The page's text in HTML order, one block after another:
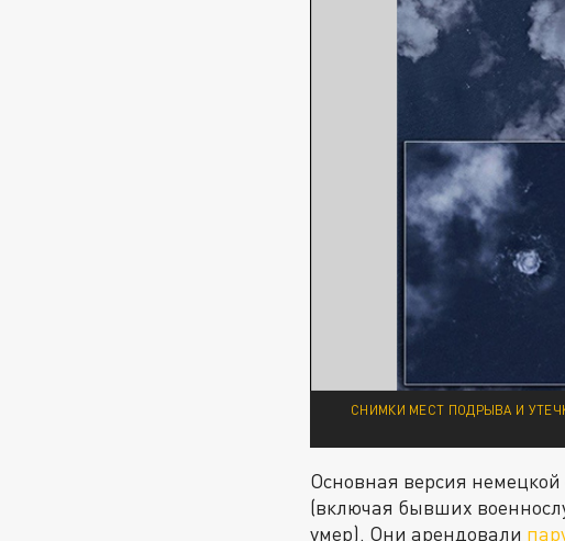
СНИМКИ МЕСТ ПОДРЫВА И
Основная версия
(включая бывших
умер). Они арендовали